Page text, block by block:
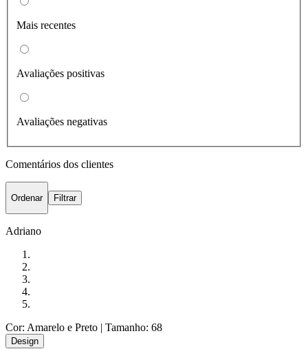
Mais recentes
Avaliações positivas
Avaliações negativas
Comentários dos clientes
Ordenar Filtrar
Adriano
Cor: Amarelo e Preto | Tamanho: 68
Design